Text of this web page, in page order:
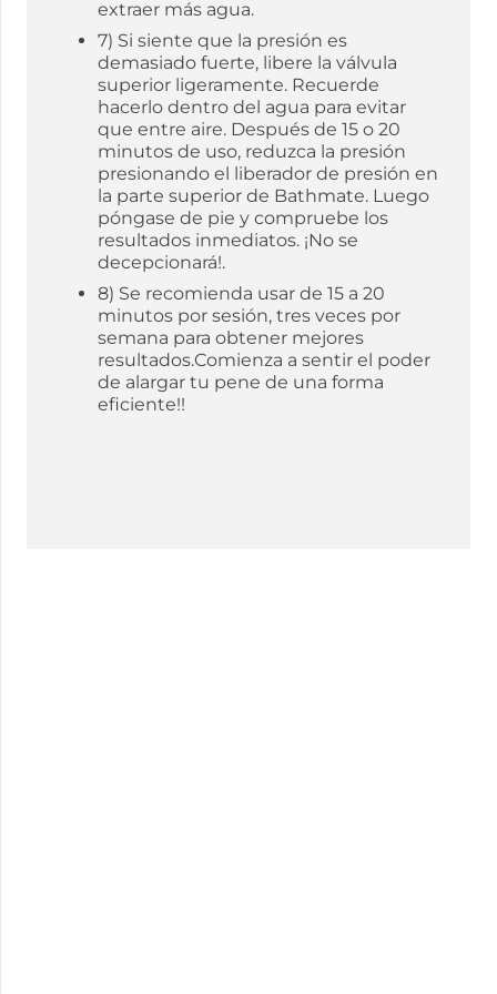
extraer más agua.
7) Si siente que la presión es
demasiado fuerte, libere la válvula
superior ligeramente. Recuerde
hacerlo dentro del agua para evitar
que entre aire. Después de 15 o 20
minutos de uso, reduzca la presión
presionando el liberador de presión en
la parte superior de Bathmate. Luego
póngase de pie y compruebe los
resultados inmediatos. ¡No se
decepcionará!.
8) Se recomienda usar de 15 a 20
minutos por sesión, tres veces por
semana para obtener mejores
resultados.Comienza a sentir el poder
de alargar tu pene de una forma
eficiente!!